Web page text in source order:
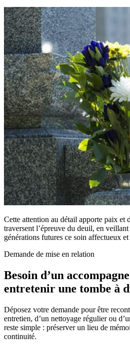
Cette attention au détail apporte paix et
traversent l’épreuve du deuil, en
générations futures ce soin affectueux
Demande de mise en relation
Besoin d’un
entretenir une tombe à
Déposez votre demande pour être
entretien, d’un nettoyage régulier ou
reste simple : préserver un lieu de
continuité.